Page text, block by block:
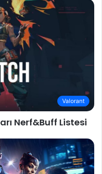
Valorant
Nerf&Buff Listesi